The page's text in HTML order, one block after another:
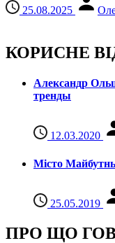
25.08.2025
КОРИСНЕ
Александр
тренды
12.03.2020
Місто
25.05.2019
ПРО ЩО